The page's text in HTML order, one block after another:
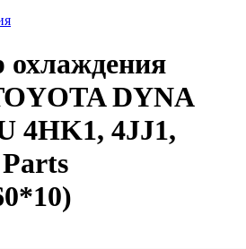
охлаждения
DYNA
4HK1, 4JJ1,